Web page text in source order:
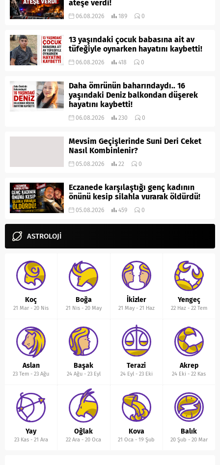
ateşe verdi!
06.08.2026 189 0
13 yaşındaki çocuk babasına ait av
tüfeğiyle oynarken hayatını kaybetti!
06.08.2026 418 0
Daha ömrünün baharındaydı.. 16
yaşındaki Deniz balkondan düşerek
hayatını kaybetti!
06.08.2026 230 0
Mevsim Geçişlerinde Suni Deri Ceket
Nasıl Kombinlenir?
05.08.2026 22 0
Eczanede karşılaştığı genç kadının
önünü kesip silahla vurarak öldürdü!
05.08.2026 459 0
ASTROLOJİ
Koç
21 Mar -20 Nis
Boğa
21 Nis- 20 May
İkizler
21 May- 21 Haz
Yengeç
22 Haz- 22 Tem
Aslan
23 Tem -23 Ağu
Başak
24 Ağu- 23 Eyl
Terazi
24 Eyl- 23 Eki
Akrep
24 Eki -22 Kas
Yay
23 Kas- 21 Ara
Oğlak
22 Ara -20 Oca
Kova
21 Oca -19 Şub
Balık
20 Şub - 20 Mar